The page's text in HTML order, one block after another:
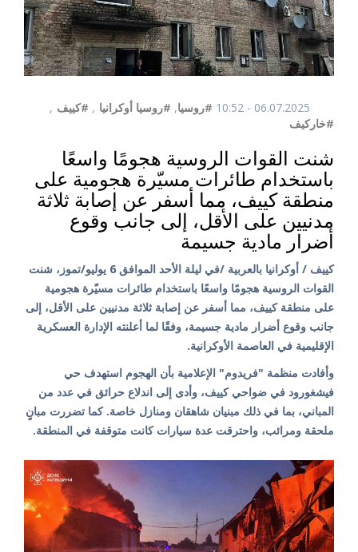
06.07.2025 - 10:52 #روسيا, #روسيا أوكرانيا , #كييف ,
#خاركيف
شنت القوات الروسية هجومًا واسعًا
باستخدام طائرات مسيّرة هجومية على
منطقة كييف، مما أسفر عن إصابة ثلاثة
مدنيين على الأقل، إلى جانب وقوع
أضرار مادية جسيمة
كييف / أوكرانيا بالعربية /في ليلة الأحد الموافق 6 يوليو/تموز، شنت
القوات الروسية هجومًا واسعًا باستخدام طائرات مسيّرة هجومية
على منطقة كييف، مما أسفر عن إصابة ثلاثة مدنيين على الأقل، إلى
جانب وقوع أضرار مادية جسيمة، وفقًا لما أعلنته الإدارة العسكرية
الإقليمية في العاصمة الأوكرانية.
وأفادت منظمة "فريدوم" الإعلامية بأن الهجوم استهدف حي
فيشغورود في ضواحي كييف، وأدى إلى اندلاع حرائق في عدد من
المباني، بما في ذلك مبنيان شاهقان ومنازل خاصة. كما تضررت مبانٍ
ملحقة ومرائب، واحترقت عدة سيارات كانت متوقفة في المنطقة.